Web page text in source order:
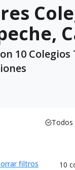
10
Todos
filtros 10